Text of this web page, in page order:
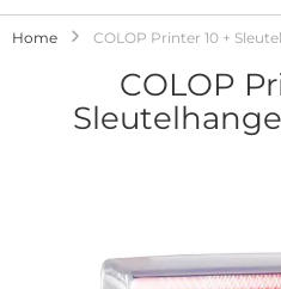
Home COLOP Printer 10 +
COLOP